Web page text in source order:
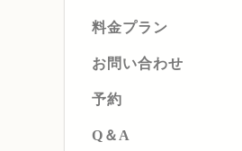
料金プラン
お問い合わせ
予約
Q＆A